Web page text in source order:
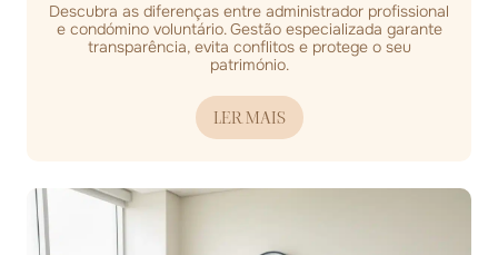
Descubra as diferenças entre administrador profissional
e condómino voluntário. Gestão especializada garante
transparência, evita conflitos e protege o seu
património.
LER MAIS